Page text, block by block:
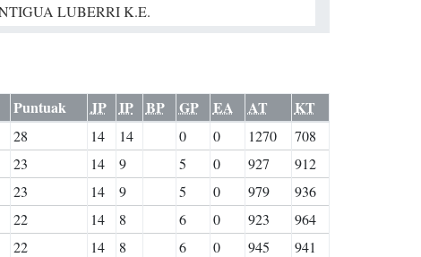
LUBERRI K.E.
Puntuak JP IP BP GP EA AT KT
28 14 14 0 0 1270
708
23 14 9 5 0 927
912
23 14 9 5 0 979
936
22 14 8 6 0 923
964
22 14 8 6 0 945
941